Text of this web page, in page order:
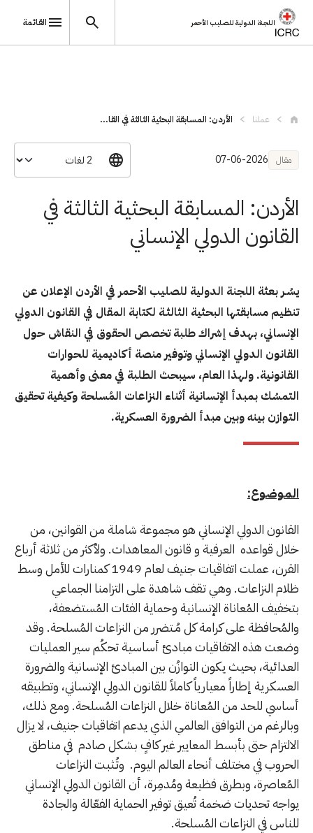
اللجنة الدولية للصليب الأحمر القائمة
عملنا الأردن: المسابقة البحثية الثالثة في القا...
مقال 07-06-2026
الأردن: المسابقة البحثية الثالثة في
القانون الدولي الإنساني
يسُـر بعثة اللجنة الدولية للصليب الأحمر في الأردن الإعلان عن
تنظيم مسابقتها البحثية الثالثـة لكتابة المقال في القانون الدولي
الإنساني، بهدف إشراك طلبة تخصص الحقوق في النقاش حول
القانون الدولي الإنساني وتوفير منصة أكاديمية للحوارات
القانونية. ولهذا العام، سيبحث الطلبة في معنى وأهمية
التمسُك بمبدأ الإنسانية أثناء النزاعات المُسلحة وكيفية تحقيق
التوازن بينه وبين مبدأ الضرورة العسكرية.
الموضوع:
القانون الدولي الإنساني هو مجموعة شاملة من القوانين، من
خلال قواعده العرفية و قانون المعاهدات. ولأكثر من ثلاثة أرباع
القرن، عملت اتفاقيات جنيف لعام 1949 كمنارات للأمل وسط
ظلام النزاعات. وهي تـقف شاهدة على التزامنا الجماعي
بتخفيف المُعاناة الإنسانية وحماية الفئات المُستضعفة،
والمُحافظة على كرامة كل مُـتضرر من النزاعات المُسلحة. وقد
وضعت هذه الاتفاقيات مبادئ أساسية تحكُم سير العمليات
العدائية، بحيث يكون التوازُن بين المبادئ الإنسانية والضرورة
العسكرية إطاراً معيارياً كاملاً للقانون الدولي الإنساني، وتطبيقه
أساسي للحد من المُعاناة خلال النزاعات المُسلحة. ومع ذلك،
وبالرغم من التوافق العالمي الذي يدعم اتفاقيات جنيف، لا يزال
الالتزام حتى بأبسط المعايير غير كافٍ بشكل صادم في مناطق
الحروب في مختلف أنحاء العالم اليوم. وتُـثبت النزاعات
المُعاصرة، وبطرق فظيعة ومُدمِرة، أن القانون الدولي الإنساني
يواجه تحديات ضخمة تُعيق توفير الحماية الفعّالة والجادة
للناس في النزاعات المُسلحة.